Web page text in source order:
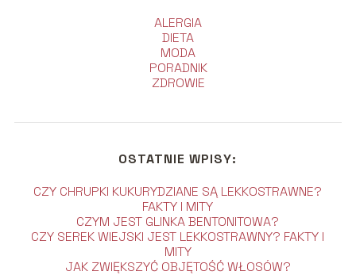
ALERGIA
DIETA
MODA
PORADNIK
ZDROWIE
OSTATNIE WPISY:
CZY CHRUPKI KUKURYDZIANE SĄ LEKKOSTRAWNE?
FAKTY I MITY
CZYM JEST GLINKA BENTONITOWA?
CZY SEREK WIEJSKI JEST LEKKOSTRAWNY? FAKTY I
MITY
JAK ZWIĘKSZYĆ OBJĘTOŚĆ WŁOSÓW?